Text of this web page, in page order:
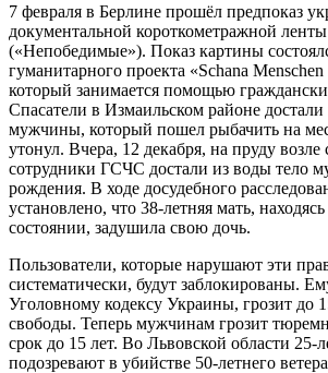
7 февраля в Берлине прошёл предпоказ
документальной короткометражной
(«Непобедимые»). Показ картины
гуманитарного проекта «Schana
который занимается помощью
Спасатели в Измаильском районе достали
мужчины, который пошел рыбачить на
утонул. Вчера, 12 декабря, на пруду
сотрудники ГСЧС достали из воды тело
рождения. В ходе досудебного
установлено, что 38-летняя мать,
состоянии, задушила свою дочь.
Пользователи, которые нарушают эти
систематически, будут заблокированы.
Уголовному кодексу Украины, грозит до
свободы. Теперь мужчинам грозит
срок до 15 лет. Во Львовской области 25-
подозревают в убийстве 50-летнего